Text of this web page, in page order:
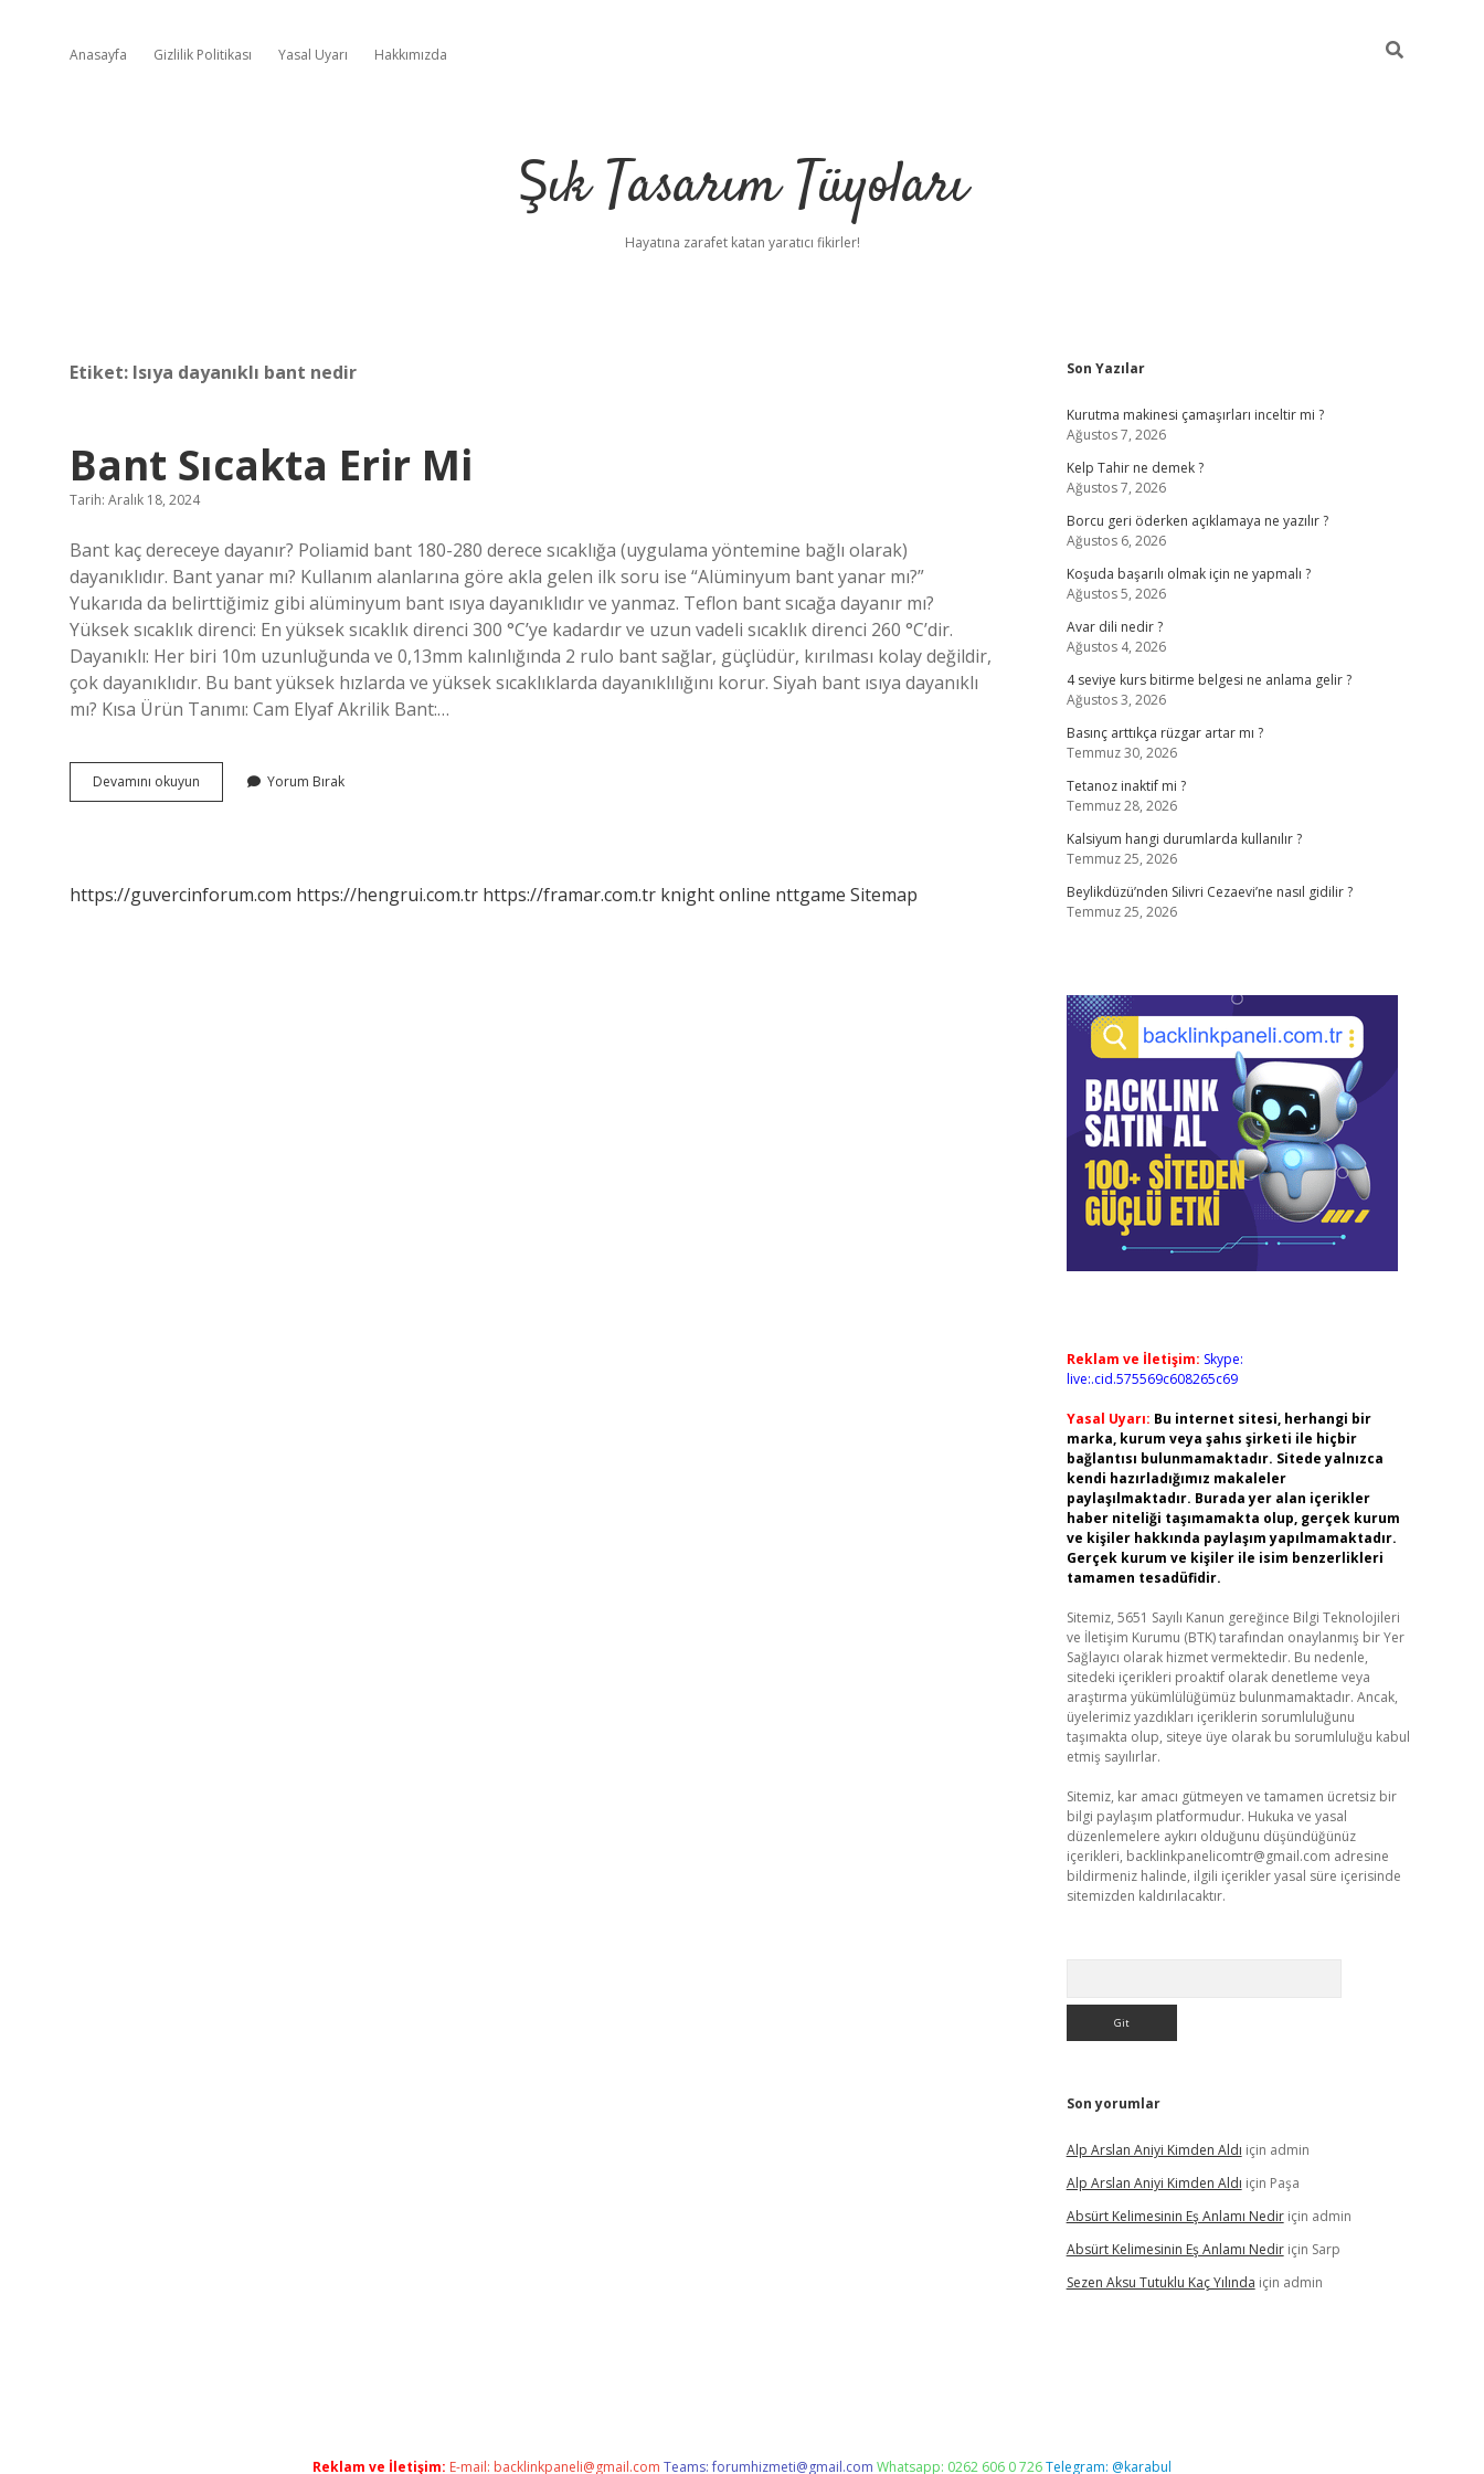
Anasayfa Gizlilik Politikası Yasal Uyarı Hakkımızda
Şık Tasarım Tüyoları
Hayatına zarafet katan yaratıcı fikirler!
Etiket: Isıya dayanıklı bant nedir
Bant Sıcakta Erir Mi
Tarih: Aralık 18, 2024
Bant kaç dereceye dayanır? Poliamid bant 180-280 derece sıcaklığa (uygulama yöntemine bağlı olarak)
dayanıklıdır. Bant yanar mı? Kullanım alanlarına göre akla gelen ilk soru ise “Alüminyum bant yanar mı?”
Yukarıda da belirttiğimiz gibi alüminyum bant ısıya dayanıklıdır ve yanmaz. Teflon bant sıcağa dayanır mı?
Yüksek sıcaklık direnci: En yüksek sıcaklık direnci 300 °C’ye kadardır ve uzun vadeli sıcaklık direnci 260 °C’dir.
Dayanıklı: Her biri 10m uzunluğunda ve 0,13mm kalınlığında 2 rulo bant sağlar, güçlüdür, kırılması kolay değildir,
çok dayanıklıdır. Bu bant yüksek hızlarda ve yüksek sıcaklıklarda dayanıklılığını korur. Siyah bant ısıya dayanıklı
mı? Kısa Ürün Tanımı: Cam Elyaf Akrilik Bant:…
Devamını okuyun
Sıcakta
Yorum Bırak
https://guvercinforum.com https://hengrui.com.tr https://framar.com.tr knight online nttgame Sitemap
Sidebar
Son Yazılar
Kurutma makinesi çamaşırları inceltir mi ?
Ağustos 7, 2026
Kelp Tahir ne demek ?
Ağustos 7, 2026
Borcu geri öderken açıklamaya ne yazılır ?
Ağustos 6, 2026
Koşuda başarılı olmak için ne yapmalı ?
Ağustos 5, 2026
Avar dili nedir ?
Ağustos 4, 2026
4 seviye kurs bitirme belgesi ne anlama gelir ?
Ağustos 3, 2026
Basınç arttıkça rüzgar artar mı ?
Temmuz 30, 2026
Tetanoz inaktif mi ?
Temmuz 28, 2026
Kalsiyum hangi durumlarda kullanılır ?
Temmuz 25, 2026
Beylikdüzü’nden Silivri Cezaevi’ne nasıl gidilir ?
Temmuz 25, 2026
Reklam ve İletişim: Skype:
live:.cid.575569c608265c69
Yasal Uyarı: Bu internet sitesi, herhangi bir
marka, kurum veya şahıs şirketi ile hiçbir
bağlantısı bulunmamaktadır. Sitede yalnızca
kendi hazırladığımız makaleler
paylaşılmaktadır. Burada yer alan içerikler
haber niteliği taşımamakta olup, gerçek kurum
ve kişiler hakkında paylaşım yapılmamaktadır.
Gerçek kurum ve kişiler ile isim benzerlikleri
tamamen tesadüfidir.
Sitemiz, 5651 Sayılı Kanun gereğince Bilgi Teknolojileri
ve İletişim Kurumu (BTK) tarafından onaylanmış bir Yer
Sağlayıcı olarak hizmet vermektedir. Bu nedenle,
sitedeki içerikleri proaktif olarak denetleme veya
araştırma yükümlülüğümüz bulunmamaktadır. Ancak,
üyelerimiz yazdıkları içeriklerin sorumluluğunu
taşımakta olup, siteye üye olarak bu sorumluluğu kabul
etmiş sayılırlar.
Sitemiz, kar amacı gütmeyen ve tamamen ücretsiz bir
bilgi paylaşım platformudur. Hukuka ve yasal
düzenlemelere aykırı olduğunu düşündüğünüz
içerikleri, backlinkpanelicomtr@gmail.com adresine
bildirmeniz halinde, ilgili içerikler yasal süre içerisinde
sitemizden kaldırılacaktır.
Son yorumlar
Alp Arslan Aniyi Kimden Aldı için admin
Alp Arslan Aniyi Kimden Aldı için Paşa
Absürt Kelimesinin Eş Anlamı Nediriçin admin
Absürt Kelimesinin Eş Anlamı Nediriçin Sarp
Sezen Aksu Tutuklu Kaç Yılında için admin
Reklam ve İletişim: E-mail: backlinkpaneli@gmail.com Teams:forumhizmeti@gmail.com Whatsapp: 0262 606 0 726Telegram: @karabul